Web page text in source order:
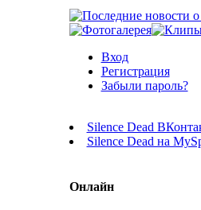
Вход
Регистрация
Забыли пароль?
Silence Dead
Silence Dead на
Онлайн